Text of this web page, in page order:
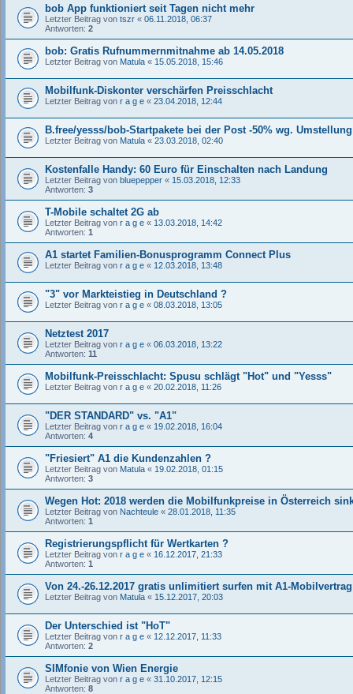
bob App funktioniert seit Tagen nicht mehr
Letzter Beitrag von tszr « 06.11.2018, 06:37
Antworten: 2
bob: Gratis Rufnummernmitnahme ab 14.05.2018
Letzter Beitrag von Matula « 15.05.2018, 15:46
Mobilfunk-Diskonter verschärfen Preisschlacht
Letzter Beitrag von r a g e « 23.04.2018, 12:44
B.free/yesss/bob-Startpakete bei der Post -50% wg.
Letzter Beitrag von Matula « 23.03.2018, 02:40
Kostenfalle Handy: 60 Euro für Einschalten nach Landung
Letzter Beitrag von bluepepper « 15.03.2018, 12:33
Antworten: 3
T-Mobile schaltet 2G ab
Letzter Beitrag von r a g e « 13.03.2018, 14:42
Antworten: 1
A1 startet Familien-Bonusprogramm Connect Plus
Letzter Beitrag von r a g e « 12.03.2018, 13:48
"3" vor Markteistieg in Deutschland ?
Letzter Beitrag von r a g e « 08.03.2018, 13:05
Netztest 2017
Letzter Beitrag von r a g e « 06.03.2018, 13:22
Antworten: 11
Mobilfunk-Preisschlacht: Spusu schlägt "Hot" und "Yesss"
Letzter Beitrag von r a g e « 20.02.2018, 11:26
"DER STANDARD" vs. "A1"
Letzter Beitrag von r a g e « 19.02.2018, 16:04
Antworten: 4
"Friesiert" A1 die Kundenzahlen ?
Letzter Beitrag von Matula « 19.02.2018, 01:15
Antworten: 3
Wegen Hot: 2018 werden die Mobilfunkpreise in Österreich
Letzter Beitrag von Nachteule « 28.01.2018, 11:35
Antworten: 1
Registrierungspflicht für Wertkarten ?
Letzter Beitrag von r a g e « 16.12.2017, 21:33
Antworten: 1
Von 24.-26.12.2017 gratis unlimitiert surfen mit A1-Mobilvertrag
Letzter Beitrag von Matula « 15.12.2017, 20:03
Der Unterschied ist "HoT"
Letzter Beitrag von r a g e « 12.12.2017, 11:33
Antworten: 2
SIMfonie von Wien Energie
Letzter Beitrag von r a g e « 31.10.2017, 12:15
Antworten: 8